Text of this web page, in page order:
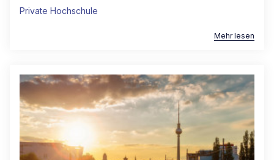
Private Hochschule
Mehr lesen